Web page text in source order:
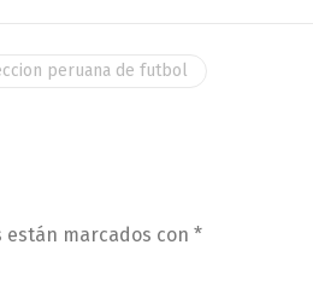
peruana de futbol
están marcados con *